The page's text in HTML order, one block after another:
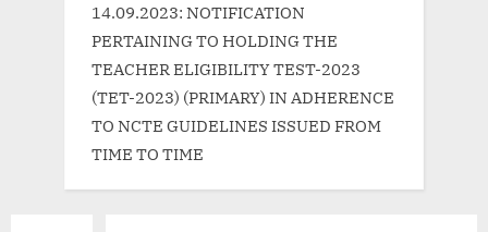
14.09.2023: NOTIFICATION
PERTAINING TO HOLDING THE
TEACHER ELIGIBILITY TEST-2023
(TET-2023) (PRIMARY) IN ADHERENCE
TO NCTE GUIDELINES ISSUED FROM
TIME TO TIME